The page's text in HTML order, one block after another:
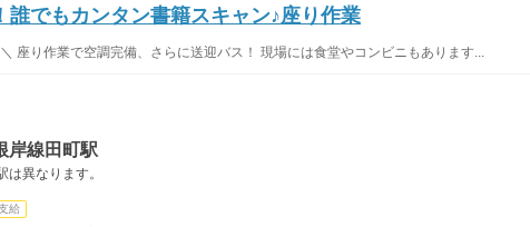
誰でもカンタン書籍スキャン♪座り作業
座り作業で空調完備、さらに送迎バス！ 現場には食堂やコンビニもあります...
岸線田町駅
異なります。
給